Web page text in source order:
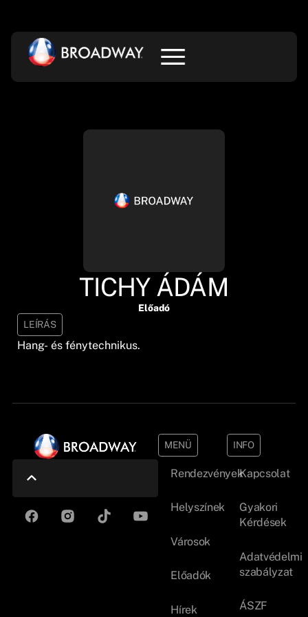
TICHY ÁDÁM
Előadó
LEÍRÁS
Hang- és fénytechnikus.
MENÜ
Rendezvények
Helyszínek
Városok
Előadók
Hírek
INFO
Kapcsolat
Gyakori
Kérdések
Adatvédelmi
szabályzat
ÁSZF